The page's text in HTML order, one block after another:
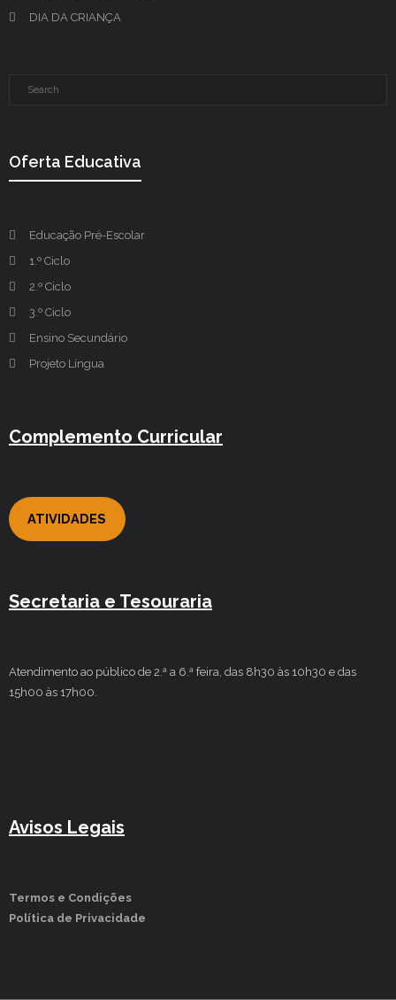
DIA DA CRIANÇA
Oferta Educativa
Educação Pré-Escolar
1.º Ciclo
2.º Ciclo
3.º Ciclo
Ensino Secundário
Projeto Língua
Complemento Curricular
ATIVIDADES
Secretaria e Tesouraria
Atendimento ao público de 2.ª a 6.ª feira, das 8h30 às 10h30 e das
15h00 às 17h00.
Avisos Legais
Termos e Condições
Política de Privacidade